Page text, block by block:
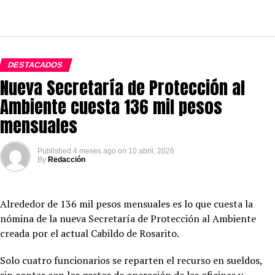
DESTACADOS
Nueva Secretaría de Protección al
Ambiente cuesta 136 mil pesos
mensuales
Published 4 meses ago on 10 abril, 2026
By Redacción
Alrededor de 136 mil pesos mensuales es lo que cuesta la
nómina de la nueva Secretaría de Protección al Ambiente
creada por el actual Cabildo de Rosarito.
Solo cuatro funcionarios se reparten el recurso en sueldos,